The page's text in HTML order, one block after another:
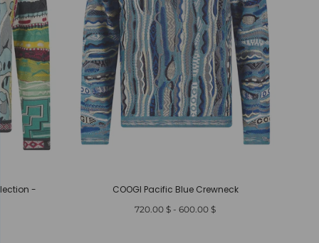
COOGI Pacific Blue Crewneck
أدنى
$ 600.00
- أعلى
$ 720.00
-